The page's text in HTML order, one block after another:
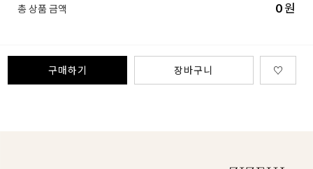
총 상품 금액 0원
구매하기 장바구니 ♡